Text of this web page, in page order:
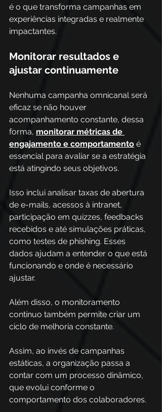
é o que transforma campanhas em
experiências integradas e realmente
impactantes.
Monitorar resultados e
ajustar continuamente
Nenhuma campanha omnicanal será
eficaz se não houver
acompanhamento constante, dessa
forma, monitorar métricas de
engajamento e comportamento é
essencial para avaliar se a estratégia
está atingindo seus objetivos.
Isso inclui analisar taxas de abertura
de e-mails, acessos à intranet,
participação em quizzes, feedbacks
recebidos e até simulações práticas,
como testes de phishing. Esses
dados ajudam a entender o que está
funcionando e onde é necessário
ajustar.
Além disso, o monitoramento
contínuo também permite criar um
ciclo de melhoria constante.
Assim, ao invés de campanhas
estáticas, a organização passa a
contar com um processo dinâmico,
que evolui conforme o
comportamento dos colaboradores.